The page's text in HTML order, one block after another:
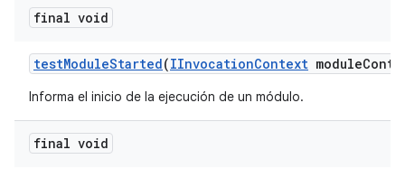
final void
testModuleStarted(IInvocationContext module
Informa el inicio de la ejecución de un módulo.
final void